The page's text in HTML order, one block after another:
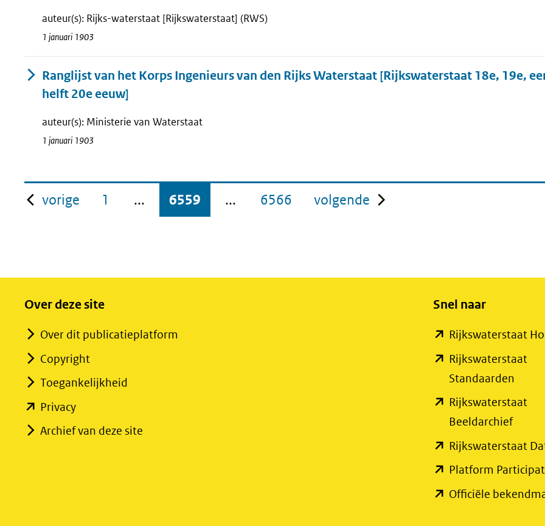
auteur(s): Rijks-waterstaat [Rijkswaterstaat] (RWS)
1 januari 1903
Ranglijst van het Korps Ingenieurs van den Rijks Waterstaat [Rijkswaterstaat 18e, 19e,
helft 20e eeuw]
auteur(s): Ministerie van Waterstaat
1 januari 1903
vorige pagina
1 ... 6559 ... 6566 volgende pagina
Over deze site
Over dit publicatieplatform
Copyright
Toegankelijkheid
Privacy(opent
in
Archief van deze site
Snel naar
Rijkswaterstaat
Rijkswaterstaat
Standaarden
in
naar
een
Rijkswaterstaat
Beeldarchief
in
Rijkswaterstaat
Platform
Officiële